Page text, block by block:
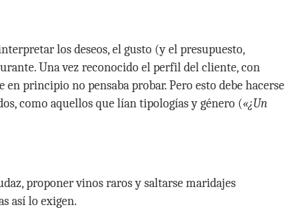
los deseos, el gusto (y el presupuesto,
Una vez reconocido el perfil del cliente, con
principio no pensaba probar. Pero esto debe hacerse
como aquellos que lían tipologías y género («¿Un
proponer vinos raros y saltarse maridajes
así lo exigen.